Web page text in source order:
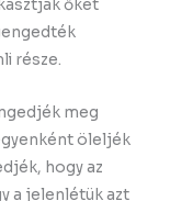
őket
része.
meg
öleljék
hogy az
a jelenlétük azt